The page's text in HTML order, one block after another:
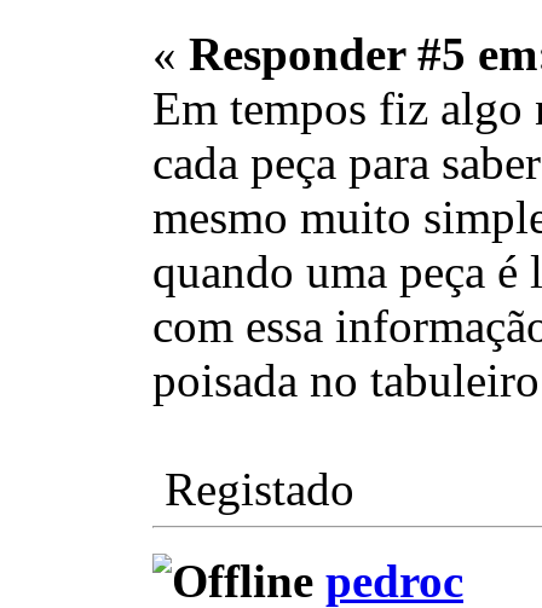
« Responder #5
Em tempos fiz algo
cada peça para
mesmo muito
quando uma peça é
com essa
poisada no
Registado
pedroc